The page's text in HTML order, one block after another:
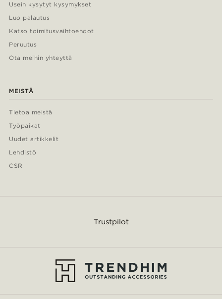
Usein kysytyt kysymykset
Luo palautus
Katso toimitusvaihtoehdot
Peruutus
Ota meihin yhteyttä
MEISTÄ
Tietoa meistä
Työpaikat
Uudet artikkelit
Lehdistö
CSR
Trustpilot